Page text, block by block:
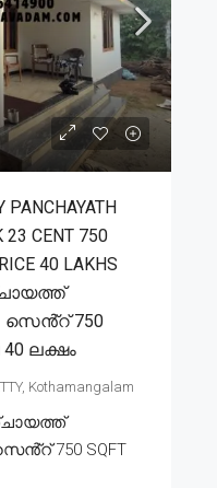
PANCHAYATH
23 CENT 750
40 LAKHS
സെൻ്റ് 750
40 ലക്ഷം
Kothamangalam
750 SQFT